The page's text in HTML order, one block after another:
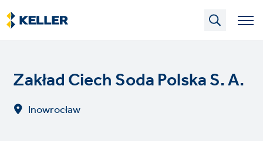
Skip
to
main
Zakład Ciech Soda Polska S. A.
Inowrocław